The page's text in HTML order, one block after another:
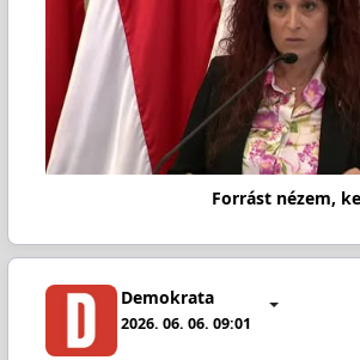
Forrást nézem,
Demokrata
2026. 06. 06. 09:01